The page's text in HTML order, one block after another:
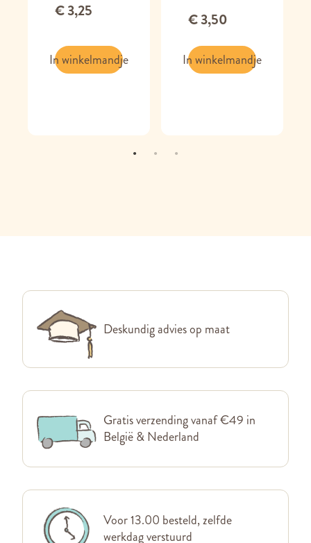
€ 3,25
In winkelmandje
€ 3,50
In winkelmandje
Deskundig advies op maat
Gratis verzending vanaf €49 in
België & Nederland
Voor 13.00 besteld, zelfde
werkdag verstuurd